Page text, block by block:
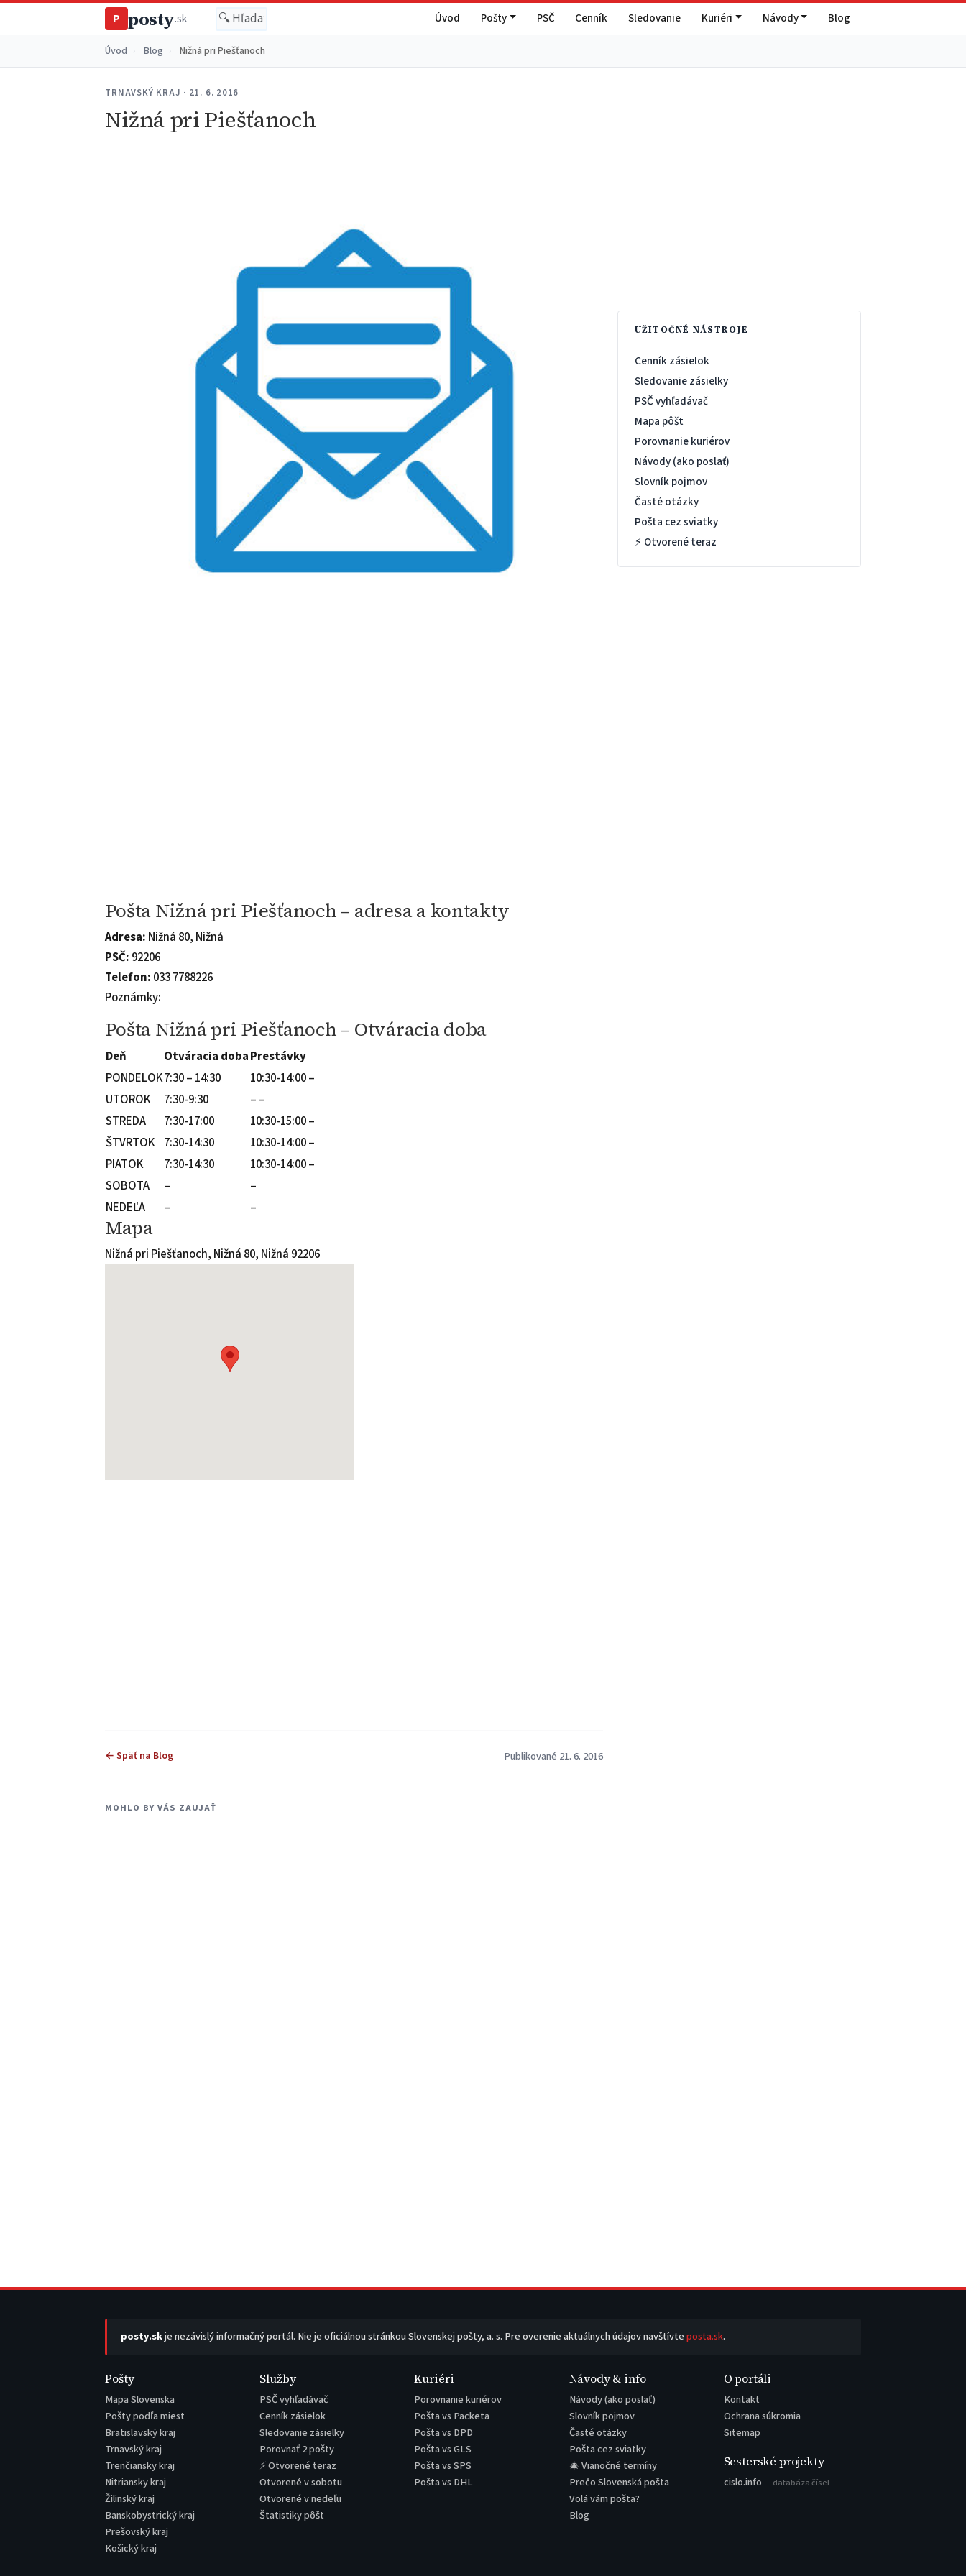
P posty.sk Úvod Pošty PSČ Cenník Sledovanie Kuriéri Návody Blog
Úvod Blog Nižná pri Piešťanoch
TRNAVSKÝ KRAJ · 21. 6. 2016
Nižná pri Piešťanoch
Pošta Nižná pri Piešťanoch – adresa a kontakty
Adresa: Nižná 80, Nižná
PSČ: 92206
Telefon: 033 7788226
Poznámky:
Pošta Nižná pri Piešťanoch – Otváracia doba
Deň Otváracia dobaPrestávky
PONDELOK7:30 – 14:30
10:30-14:00 –
UTOROK
7:30-9:30
– –
STREDA
7:30-17:00
10:30-15:00 –
ŠTVRTOK 7:30-14:30
10:30-14:00 –
PIATOK
7:30-14:30
10:30-14:00 –
SOBOTA
–
–
NEDEĽA
– –
Mapa
Nižná pri Piešťanoch, Nižná 80, Nižná 92206
← Späť na Blog Publikované 21. 6. 2016
UŽITOČNÉ NÁSTROJE
Cenník zásielok
Sledovanie zásielky
PSČ vyhľadávač
Mapa pôšt
Porovnanie kuriérov
Návody (ako poslať)
Slovník pojmov
Časté otázky
Pošta cez sviatky
⚡ Otvorené teraz
MOHLO BY VÁS ZAUJAŤ
posty.skje nezávislý informačný portál. Nie je oficiálnou stránkou Slovenskej pošty, a. s. Pre overenie aktuálnych údajov navštívteposta.sk.
Pošty
Mapa Slovenska
Pošty podľa miest
Bratislavský kraj
Trnavský kraj
Trenčiansky kraj
Nitriansky kraj
Žilinský kraj
Banskobystrický kraj
Prešovský kraj
Košický kraj
Služby
PSČ vyhľadávač
Cenník zásielok
Sledovanie zásielky
Porovnať 2 pošty
⚡ Otvorené teraz
Otvorené v sobotu
Otvorené v nedeľu
Štatistiky pôšt
Kuriéri
Porovnanie kuriérov
Pošta vs Packeta
Pošta vs DPD
Pošta vs GLS
Pošta vs SPS
Pošta vs DHL
Návody & info
Návody (ako poslať)
Slovník pojmov
Časté otázky
Pošta cez sviatky
🎄 Vianočné termíny
Prečo Slovenská pošta
Volá vám pošta?
Blog
O portáli
Kontakt
Ochrana súkromia
Sitemap
Sesterské projekty
cislo.info — databáza čísel